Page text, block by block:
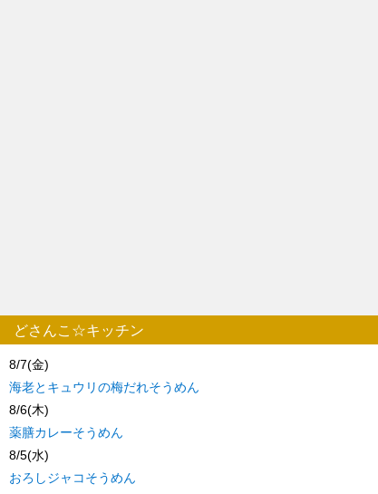
どさんこ☆キッチン
8/7(金)
海老とキュウリの梅だれそうめん
8/6(木)
薬膳カレーそうめん
8/5(水)
おろしジャコそうめん